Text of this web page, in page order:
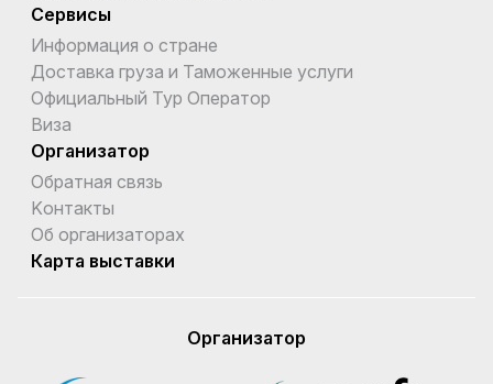
Сервисы
Информация о стране
Доставка груза и Таможенные услуги
Официальный Тур Оператор
Виза
Организатор
Обратная связь
Kонтакты
Об организаторах
Карта выставки
Организатор